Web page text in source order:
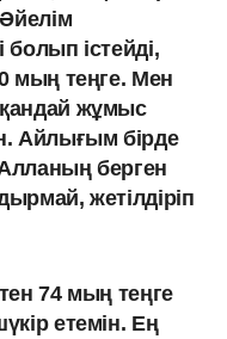
істейді,
мың теңге. Мен
жұмыс
Айлығым бірде
берген
жетілдіріп
74 мың теңге
етемін. Ең